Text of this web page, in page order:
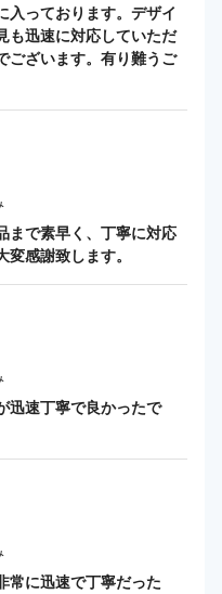
入っております。デザイ
も迅速に対応していただ
ございます。有り難うご
まで素早く、丁寧に対応
感謝致します。
迅速丁寧で良かったで
常に迅速で丁寧だった